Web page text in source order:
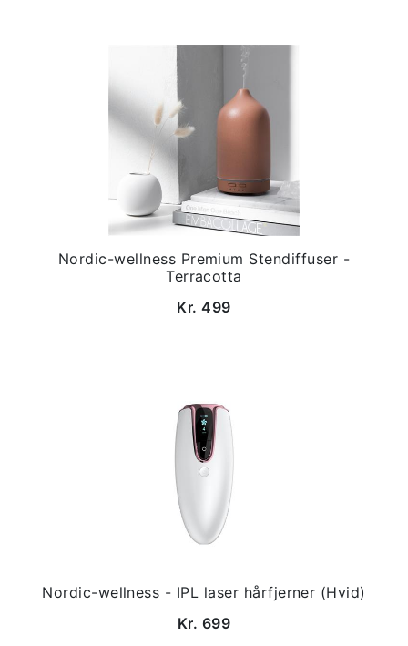
Nordic-wellness Premium Stendiffuser -
Terracotta
Kr. 499
Nordic-wellness - IPL laser hårfjerner (Hvid)
Kr. 699